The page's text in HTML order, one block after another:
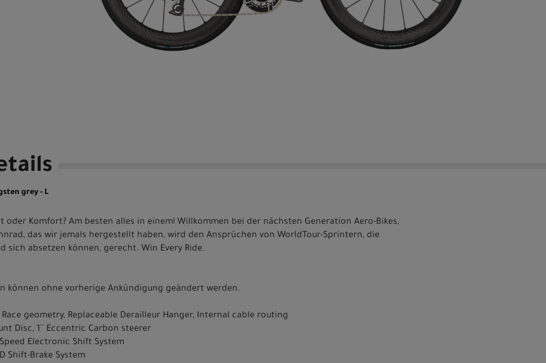
grey - L
oder Komfort? Am besten alles in einem! Willkommen bei der nächsten Generation Aero-Bikes,
das wir jemals hergestellt haben, wird den Ansprüchen von WorldTour-Sprintern, die
sich absetzen können, gerecht. Win Every Ride.
können ohne vorherige Ankündigung geändert werden.
Race geometry, Replaceable Derailleur Hanger, Internal cable routing
Disc, 1´´ Eccentric Carbon steerer
Speed Electronic Shift System
Shift-Brake System